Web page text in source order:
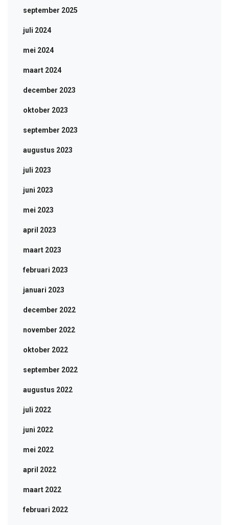
september 2025
juli 2024
mei 2024
maart 2024
december 2023
oktober 2023
september 2023
augustus 2023
juli 2023
juni 2023
mei 2023
april 2023
maart 2023
februari 2023
januari 2023
december 2022
november 2022
oktober 2022
september 2022
augustus 2022
juli 2022
juni 2022
mei 2022
april 2022
maart 2022
februari 2022